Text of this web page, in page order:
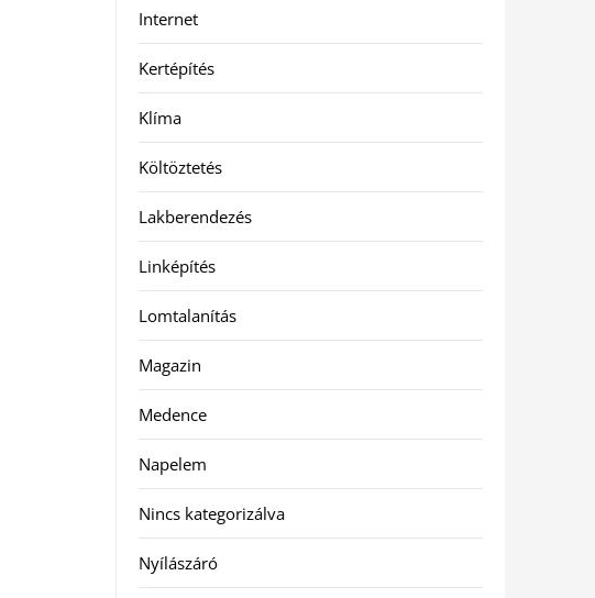
Internet
Kertépítés
Klíma
Költöztetés
Lakberendezés
Linképítés
Lomtalanítás
Magazin
Medence
Napelem
Nincs kategorizálva
Nyílászáró